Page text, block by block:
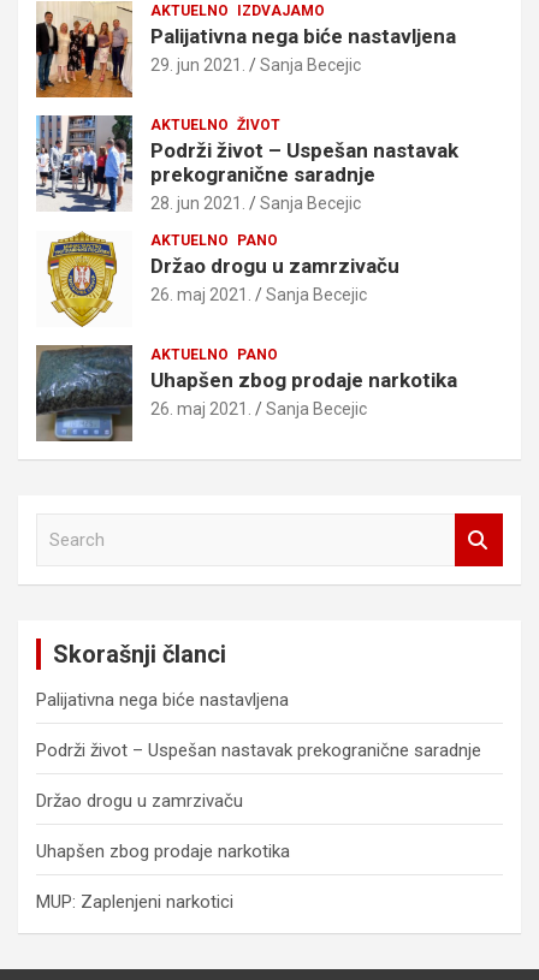
AKTUELNO IZDVAJAMO
Palijativna nega biće nastavljena
29. jun 2021. Sanja Becejic
AKTUELNO ŽIVOT
Podrži život – Uspešan nastavak
prekogranične saradnje
28. jun 2021. Sanja Becejic
AKTUELNO PANO
Držao drogu u zamrzivaču
26. maj 2021. Sanja Becejic
AKTUELNO PANO
Uhapšen zbog prodaje narkotika
26. maj 2021. Sanja Becejic
Skorašnji članci
Palijativna nega biće nastavljena
Podrži život – Uspešan nastavak prekogranične saradnje
Držao drogu u zamrzivaču
Uhapšen zbog prodaje narkotika
MUP: Zaplenjeni narkotici